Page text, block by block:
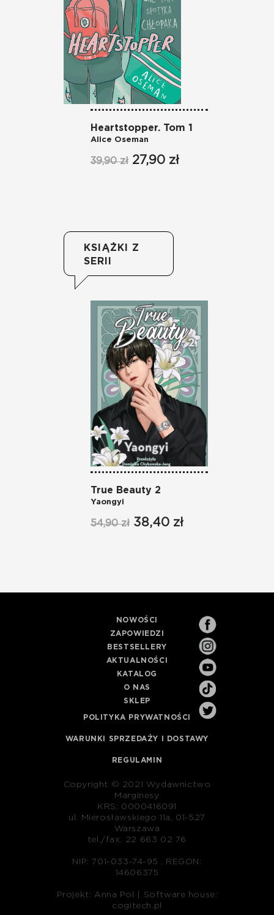
Heartstopper. Tom 1
Alice Oseman
39,90 zł 27,90 zł
KSIĄŻKI Z
SERII
True Beauty 2
Yaongyi
54,90 zł 38,40 zł
NOWOŚCI
ZAPOWIEDZI
BESTSELLERY
AKTUALNOŚCI
KATALOG
O NAS
SKLEP
POLITYKA PRYWATNOŚCI
WARUNKI SPRZEDAŻY I DOSTAWY
REGULAMIN
Copyright © 2021 Wydawnictwo
Marginesy
KRS: 0000416091
ul. Mierosławskiego 11a, 01-527
Warszawa
tel./fax. 22 663 02 76
NIP: 701-033-74-95 , REGON:
14606375
Projekt: Anna Pol |
Software house:
cogitech.pl